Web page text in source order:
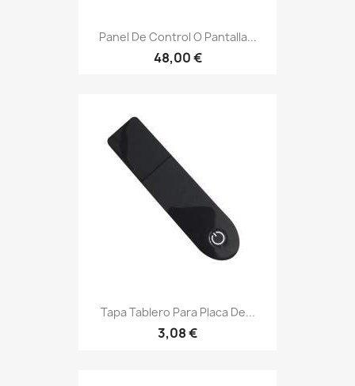
Panel De Control O Pantalla...
48,00 €
Tapa Tablero Para Placa De...
3,08 €